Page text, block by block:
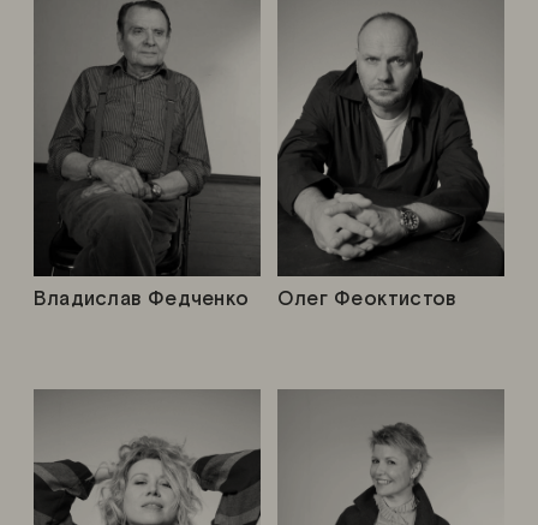
Олег Феоктистов
Владислав Федченко